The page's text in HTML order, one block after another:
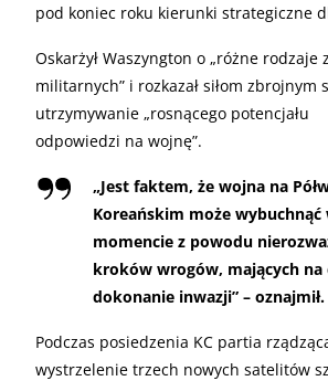
pod koniec roku kierunki strategiczne
Oskarżył Waszyngton o „różne rodzaje
militarnych” i rozkazał siłom zbrojnym
utrzymywanie „rosnącego potencjału
odpowiedzi na wojnę”.
„Jest faktem, że wojna na
Koreańskim może wybuchnąć
momencie z powodu
kroków wrogów, mających na
dokonanie inwazji” – oznajmił.
Podczas posiedzenia KC partia
wystrzelenie trzech nowych satelitów